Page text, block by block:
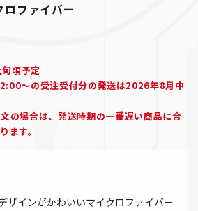
ファイバー
頃予定
～の受注受付分の発送は2026年8月中
の場合は、発送時期の一番遅い商品に合
ます。
ザインがかわいいマイクロファイバー